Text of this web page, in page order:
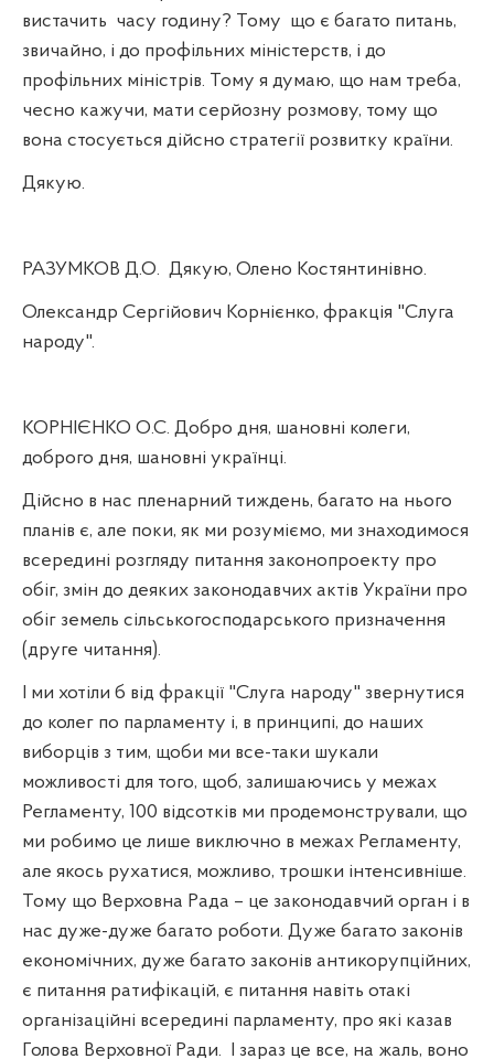
вистачить часу годину? Тому що є багато питань,
звичайно, і до профільних міністерств, і до
профільних міністрів. Тому я думаю, що нам треба,
чесно кажучи, мати серйозну розмову, тому що
вона стосується дійсно стратегії розвитку країни.
Дякую.
РАЗУМКОВ Д.О. Дякую, Олено Костянтинівно.
Олександр Сергійович Корнієнко, фракція "Слуга
народу".
КОРНІЄНКО О.С. Добро дня, шановні колеги,
доброго дня, шановні українці.
Дійсно в нас пленарний тиждень, багато на нього
планів є, але поки, як ми розуміємо, ми знаходимося
всередині розгляду питання законопроекту про
обіг, змін до деяких законодавчих актів України про
обіг земель сільськогосподарського призначення
(друге читання).
І ми хотіли б від фракції "Слуга народу" звернутися
до колег по парламенту і, в принципі, до наших
виборців з тим, щоби ми все-таки шукали
можливості для того, щоб, залишаючись у межах
Регламенту, 100 відсотків ми продемонстрували, що
ми робимо це лише виключно в межах Регламенту,
але якось рухатися, можливо, трошки інтенсивніше.
Тому що Верховна Рада – це законодавчий орган і в
нас дуже-дуже багато роботи. Дуже багато законів
економічних, дуже багато законів антикорупційних,
є питання ратифікацій, є питання навіть отакі
організаційні всередині парламенту, про які казав
Голова Верховної Ради.
І зараз це все, на жаль, воно